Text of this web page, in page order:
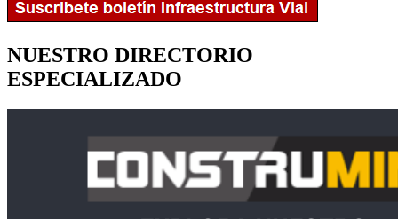
NUESTRO DIRECTORIO
ESPECIALIZADO